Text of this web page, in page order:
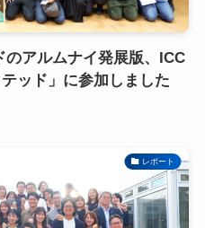
アルムナイ発展版、ICC
ッド」に参加しました
レポート